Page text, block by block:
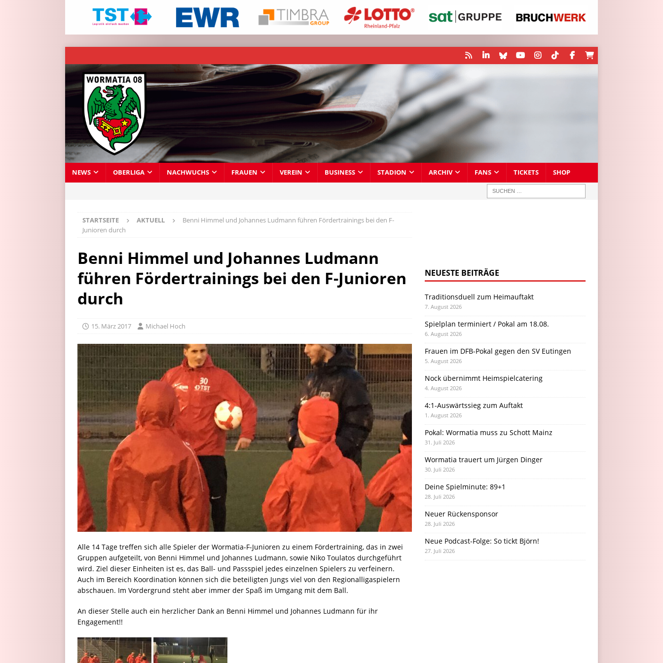
NEWS OBERLIGA NACHWUCHS FRAUEN VEREIN BUSINESS STADION ARCHIV FANS TICKETS SHOP
STARTSEITE AKTUELL
Benni Himmel und Johannes Ludmann führen Fördertrainings bei den F-
Junioren durch
Benni Himmel und Johannes Ludmann
führen Fördertrainings bei den F-Junioren
durch
15. März 2017 Michael Hoch
Alle 14 Tage treffen sich alle Spieler der Wormatia-F-Junioren zu einem Fördertraining, das in zwei
Gruppen aufgeteilt, von Benni Himmel und Johannes Ludmann, sowie Niko Toulatos durchgeführt
wird. Ziel dieser Einheiten ist es, das Ball- und Passspiel jedes einzelnen Spielers zu verfeinern.
Auch im Bereich Koordination können sich die beteiligten Jungs viel von den Regionalligaspielern
abschauen. Im Vordergrund steht aber immer der Spaß im Umgang mit dem Ball.
An dieser Stelle auch ein herzlicher Dank an Benni Himmel und Johannes Ludmann für ihr
Engagement!!
NEUESTE BEITRÄGE
Traditionsduell zum Heimauftakt
7. August 2026
Spielplan terminiert / Pokal am 18.08.
6. August 2026
Frauen im DFB-Pokal gegen den SV Eutingen
5. August 2026
Nock übernimmt Heimspielcatering
4. August 2026
4:1-Auswärtssieg zum Auftakt
1. August 2026
Pokal: Wormatia muss zu Schott Mainz
31. Juli 2026
Wormatia trauert um Jürgen Dinger
30. Juli 2026
Deine Spielminute: 89+1
28. Juli 2026
Neuer Rückensponsor
28. Juli 2026
Neue Podcast-Folge: So tickt Björn!
27. Juli 2026